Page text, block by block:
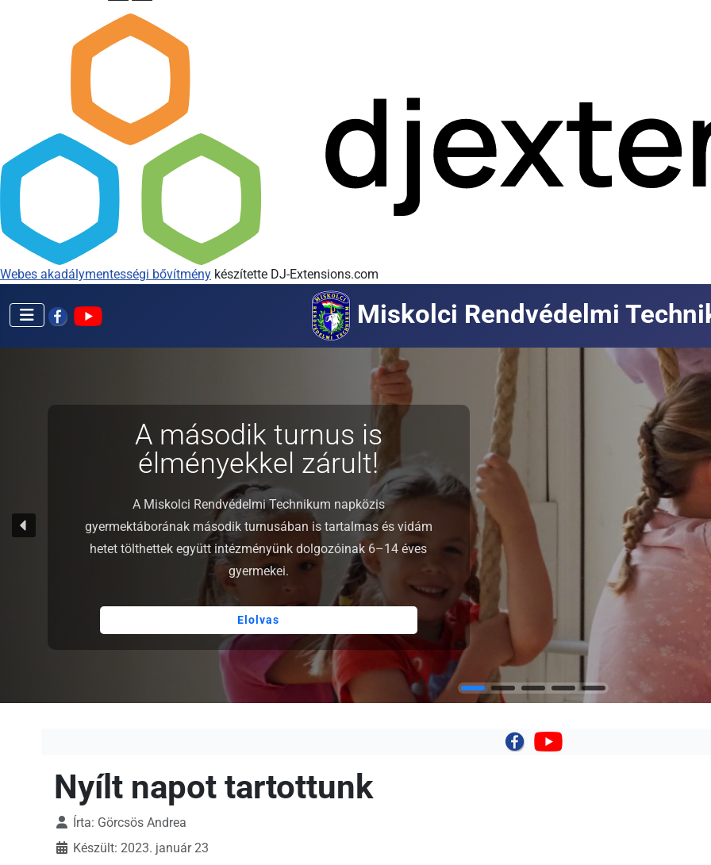
Webes akadálymentességi bővítmény készítette DJ-Extensions.com
Miskolci Rendvédelmi
A második turnus is
élményekkel zárult!
A Miskolci Rendvédelmi Technikum napközis
gyermektáborának második turnusában is tartalmas és vidám
hetet tölthettek együtt intézményünk dolgozóinak 6–14 éves
gyermekei.
Elolvas
Nyílt napot tartottunk
Írta: Görcsös Andrea
Készült: 2023. január 23